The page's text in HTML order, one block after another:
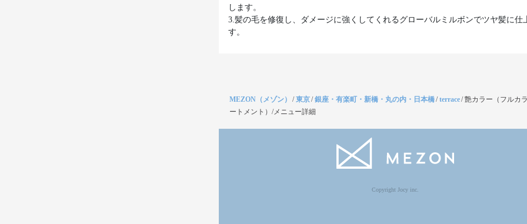
します。
3.髪の毛を修復し、ダメージに強くしてくれるグローバルミルボンでツヤ髪に仕
す。
MEZON（メゾン） /東京/銀座・有楽町・新橋・丸の内・日本橋/terrace/艶カラー（フルカ
ートメント）/メニュー詳細
Copyright Jocy inc.